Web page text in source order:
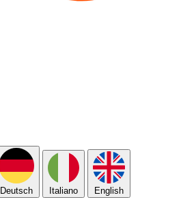
Deutsch Italiano English